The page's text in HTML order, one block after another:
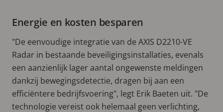
Energie en kosten besparen
"De eenvoudige integratie van de AXIS D2210-VE
Radar in bestaande beveiligingsinstallaties, evenals
een aanzienlijk lager aantal ongewenste meldingen
dankzij bewegingsdetectie, dragen bij aan een
efficiëntere bedrijfsvoering", legt Erik Baeten uit. "De
technologie vereist ook helemaal geen verlichting,